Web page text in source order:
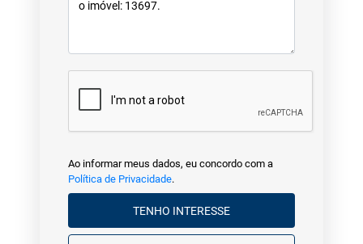
Ao informar meus dados, eu concordo com a
Política de Privacidade.
TENHO INTERESSE